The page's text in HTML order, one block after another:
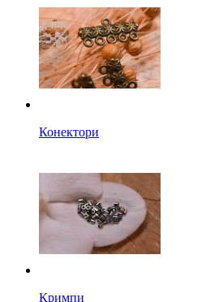
Конектори
Кримпи